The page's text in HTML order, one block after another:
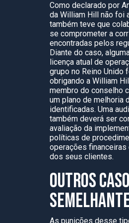
Como declarado por
da William Hill não foi
também teve que
se comprometer a
encontradas pelos
Diante do caso,
licença atual de
grupo no Reino Unido
obrigando a William
membro do conselho
um plano de melhoria
identificadas. Uma
também deverá ser
avaliação da
políticas de
operações
dos seus clientes.
OUTROS
As punições desse